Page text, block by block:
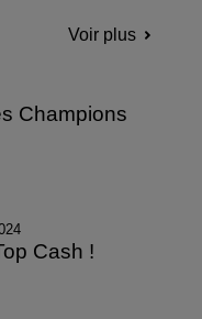
Voir plus
Champions
Cash !